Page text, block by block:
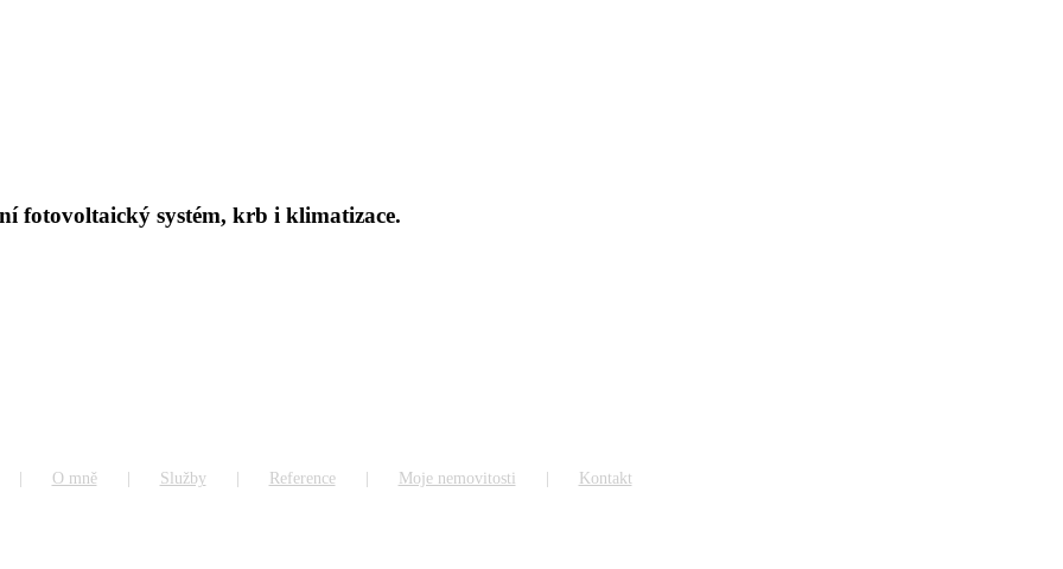
fotovoltaický systém, krb i klimatizace.
O mně Služby Reference Moje nemovitosti Kontakt